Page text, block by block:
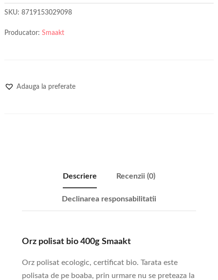
SKU: 8719153029098
Producator: Smaakt
Adauga la preferate
Descriere Recenzii (0)
Declinarea responsabilitatii
Orz polisat bio 400g Smaakt
Orz polisat ecologic, certificat bio. Tarata este
polisata de pe boaba, prin urmare nu se preteaza la